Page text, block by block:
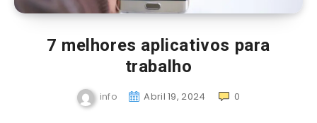
7 melhores aplicativos para
trabalho
info Abril 19, 2024 0